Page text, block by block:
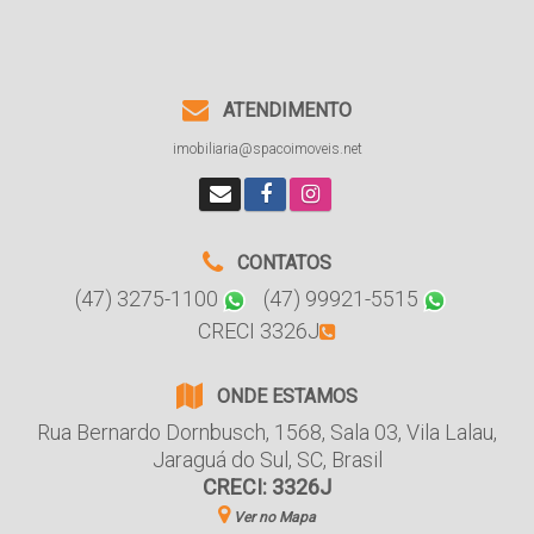
ATENDIMENTO
imobiliaria@spacoimoveis.net
CONTATOS
(47) 3275-1100
(47) 99921-5515
CRECI 3326J
ONDE ESTAMOS
Rua Bernardo Dornbusch, 1568, Sala 03, Vila Lalau,
Jaraguá do Sul , SC, Brasil
CRECI: 3326J
Ver no Mapa